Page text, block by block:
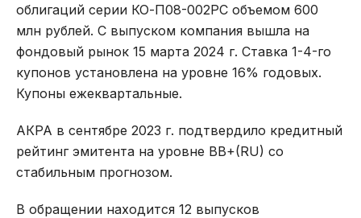
облигаций серии КО-П08-002РС объемом 600
млн рублей. С выпуском компания вышла на
фондовый рынок 15 марта 2024 г. Ставка 1-4-го
купонов установлена на уровне 16% годовых.
Купоны ежеквартальные.
АКРА в сентябре 2023 г. подтвердило кредитный
рейтинг эмитента на уровне BB+(RU) со
стабильным прогнозом.
В обращении находится 12 выпусков